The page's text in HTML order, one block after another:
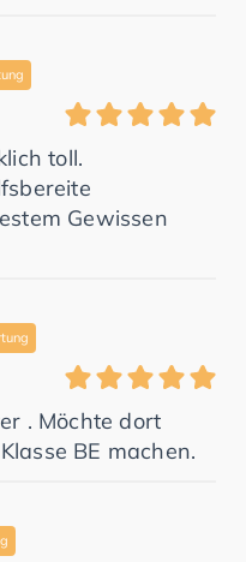
toll.
Gewissen
. Möchte dort
BE machen.